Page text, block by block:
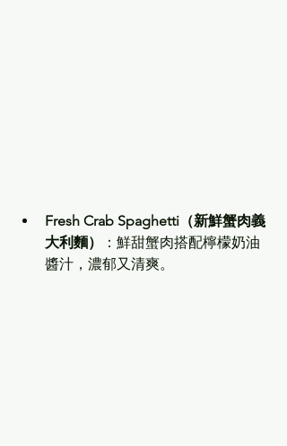
Fresh Crab Spaghetti（新鮮蟹肉義
大利麵）
：鮮甜蟹肉搭配檸檬奶油
醬汁，濃郁又清爽。